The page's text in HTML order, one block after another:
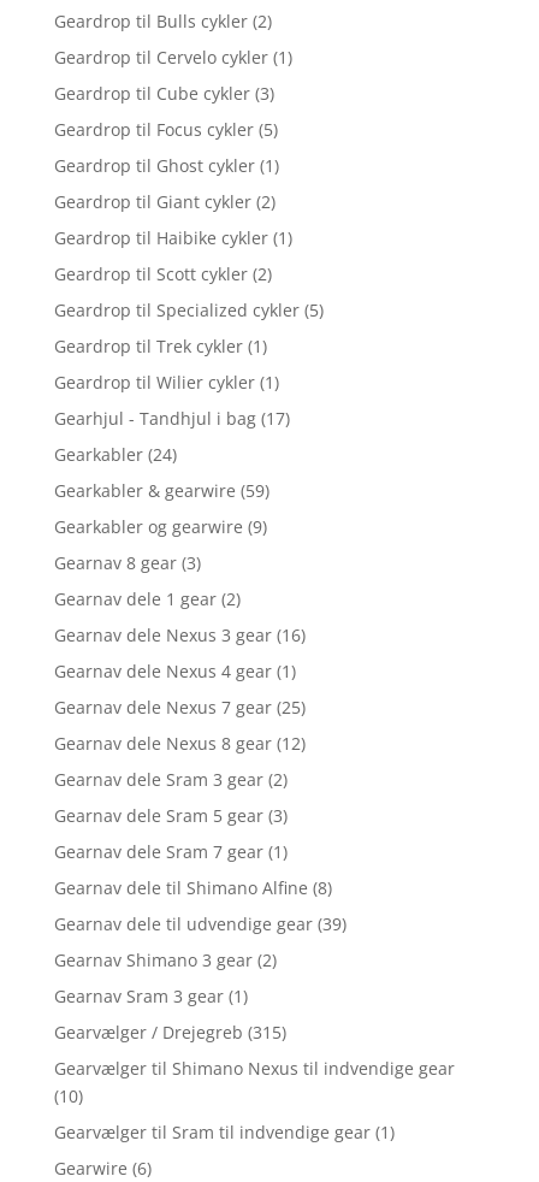
Geardrop til Bulls cykler (2)
Geardrop til Cervelo cykler (1)
Geardrop til Cube cykler (3)
Geardrop til Focus cykler (5)
Geardrop til Ghost cykler (1)
Geardrop til Giant cykler (2)
Geardrop til Haibike cykler (1)
Geardrop til Scott cykler (2)
Geardrop til Specialized cykler (5)
Geardrop til Trek cykler (1)
Geardrop til Wilier cykler (1)
Gearhjul - Tandhjul i bag (17)
Gearkabler (24)
Gearkabler & gearwire (59)
Gearkabler og gearwire (9)
Gearnav 8 gear (3)
Gearnav dele 1 gear (2)
Gearnav dele Nexus 3 gear (16)
Gearnav dele Nexus 4 gear (1)
Gearnav dele Nexus 7 gear (25)
Gearnav dele Nexus 8 gear (12)
Gearnav dele Sram 3 gear (2)
Gearnav dele Sram 5 gear (3)
Gearnav dele Sram 7 gear (1)
Gearnav dele til Shimano Alfine (8)
Gearnav dele til udvendige gear (39)
Gearnav Shimano 3 gear (2)
Gearnav Sram 3 gear (1)
Gearvælger / Drejegreb (315)
Gearvælger til Shimano Nexus til indvendige gear
(10)
Gearvælger til Sram til indvendige gear (1)
Gearwire (6)